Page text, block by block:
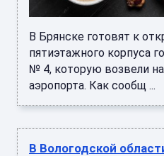
В Брянске готовят к
пятиэтажного корпуса
№ 4, которую возвели
аэропорта. Как сообщ ...
В Вологодской